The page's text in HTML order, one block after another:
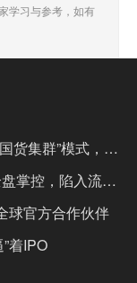
学习与参考，如有
货集群”模式，带
掌控，陷入流量
球官方合作伙伴
着IPO